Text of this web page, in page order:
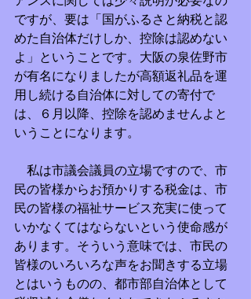
ですが、要は「国がふるさと納税と認
めた自治体だけしか、控除は認めない
よ」ということです。大阪の泉佐野市
が有名になりましたが高額返礼品を運
用し続ける自治体に対しての寄付で
は、６月以降、控除を認めませんよと
いうことになります。
私は市議会議員の立場ですので、市
民の皆様からお預かりする税金は、市
民の皆様の福祉サービス充実に使って
いかなくてはならないという使命感が
あります。そういう意味では、市民の
皆様のいろいろな声をお聞きする立場
とはいうものの、都市部自治体として